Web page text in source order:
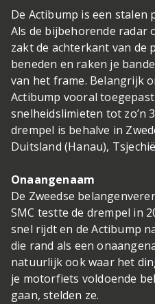
De Actibump is een stalen
Als de bijbehorende radar
zakt de achterkant van de
beneden en raken je
van het frame. Belangrijk
Actibump vooral
snelheidslimieten tot zo’n
drempel is behalve in
Duitsland (Hanau),
Onaangenaam
De Zweedse
SMC testte de drempel in
snel rijdt en de Actibump
die rand als een
natuurlijk ook waar het
je motorfiets voldoende
gaan, stelden ze.